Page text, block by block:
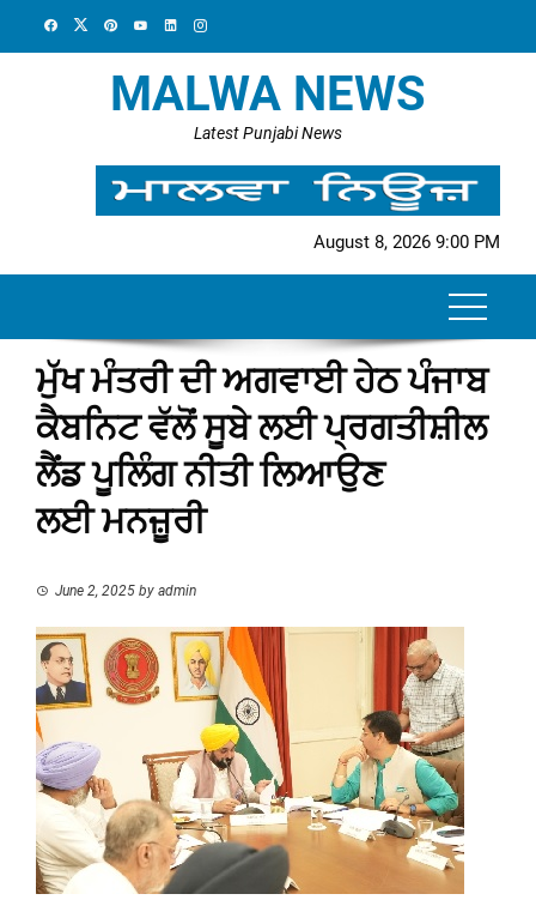
MALWA NEWS
Latest Punjabi News
August 8, 2026 9:00 PM
ਮੁੱਖ ਮੰਤਰੀ ਦੀ ਅਗਵਾਈ ਹੇਠ ਪੰਜਾਬ
ਕੈਬਨਿਟ ਵੱਲੋਂ ਸੂਬੇ ਲਈ ਪ੍ਰਗਤੀਸ਼ੀਲ
ਲੈਂਡ ਪੂਲਿੰਗ ਨੀਤੀ ਲਿਆਉਣ
ਲਈ ਮਨਜ਼ੂਰੀ
June 2, 2025 by admin